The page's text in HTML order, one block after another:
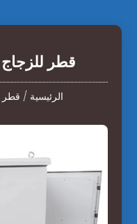
قطر
الرئيسية / قطر